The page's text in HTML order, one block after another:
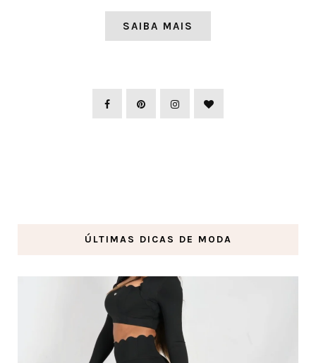
SAIBA MAIS
ÚLTIMAS DICAS DE MODA